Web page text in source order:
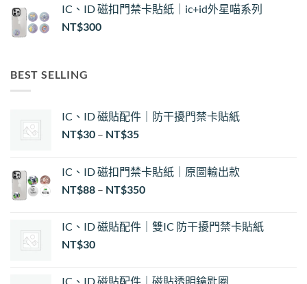
IC、ID 磁扣門禁卡貼紙｜ic+id外星喵系列
NT$300
BEST SELLING
IC、ID 磁貼配件｜防干擾門禁卡貼紙
NT$30 – NT$35價
圍：
NT$30
NT$35
IC、ID 磁扣門禁卡貼紙｜原圖輸出款
NT$88 – NT$350
IC、ID 磁貼配件｜雙IC 防干擾門禁卡貼紙
NT$30
IC、ID 磁貼配件｜磁貼透明鑰匙圈